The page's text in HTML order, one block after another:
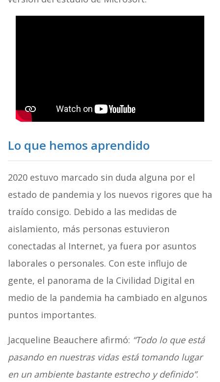
Lo que hemos aprendido
2020 estuvo marcado sin duda alguna por el
estado de pandemia y los nuevos rigores que ha
traído consigo. Debido a las medidas de
aislamiento, más personas estuvieron
conectadas al Internet, ya fuera por asuntos
laborales o personales. Con este influjo de
gente, el panorama de la Civilidad Digital en
medio de la pandemia ha cambiado en algunos
puntos importantes.
Jacqueline Beauchere afirmó: “Todo lo que está
pasando en nuestras vidas está tomando lugar
en un ambiente bastante estrecho y definido”.